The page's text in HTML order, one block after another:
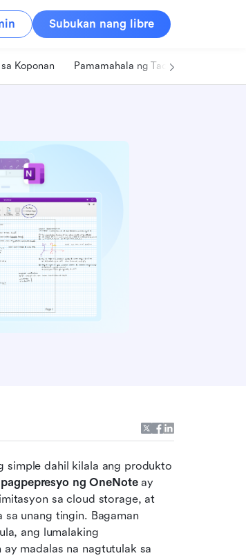
Subukan nang libre
Koponan Pamamahala ng Tao
simple dahil kilala ang produkto
pagpepresyo ng OneNote ay
sa cloud storage, at
unang tingin. Bagaman
ang lumalaking
madalas na nagtutulak sa